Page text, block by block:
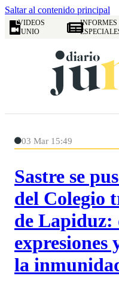
Saltar al contenido principal
VIDEOS
JUNIO
INFORMES
03 Mar 15:49
Sastre se
del Colegio
de Lapiduz:
expresiones
la